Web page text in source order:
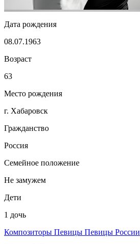
Дата рождения
08.07.1963
Возраст
63
Место рождения
г. Хабаровск
Гражданство
Россия
Семейное положение
Не замужем
Дети
1 дочь
Композиторы Певицы Певицы России